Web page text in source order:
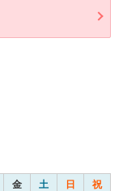
金 土 日 祝